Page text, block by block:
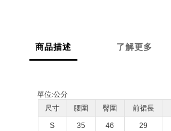
商品描述 了解更多
單位:公分
尺寸
腰圍 臀圍 前裙長
S 35 46 29